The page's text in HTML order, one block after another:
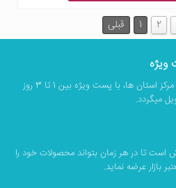
قبلی 1 2
ویژه
سفارش های شما برای مرکز استان ها، با پست ویژه بین 1 تا 3 روز
میگردد.
است تا در هر زمان بتواند محصولات خود را
بازار عرضه نماید.